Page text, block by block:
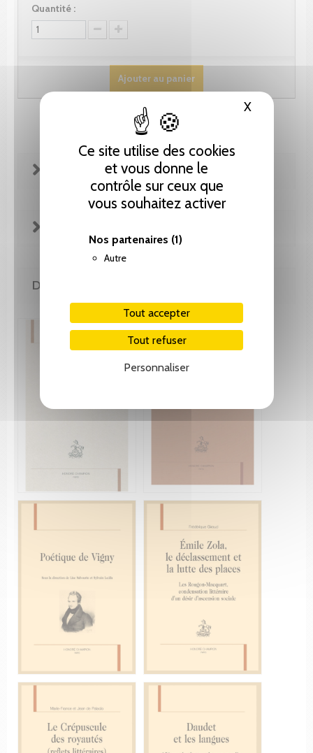
Ce site utilise des cookies
et vous donne le
contrôle sur ceux que
vous souhaitez activer
Nos partenaires (1)
Autre
Tout accepter
Tout refuser
Personnaliser
XMasquer
Quantité :
Ajouter au panier
FICHE TECHNIQUE
DE LA MÊME COLLECTION